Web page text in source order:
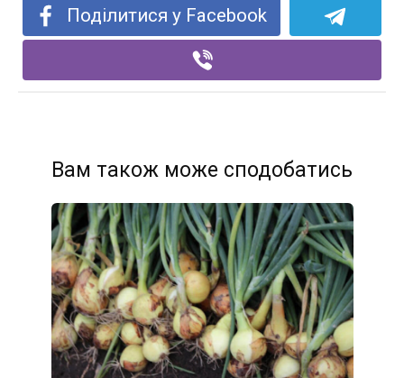
Поділитися у Facebook
Вам також може сподобатись